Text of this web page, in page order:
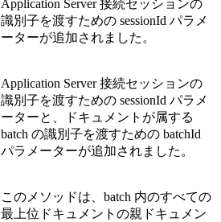
Application Server 接続セッションの
識別子を渡すための sessionId パラメ
ーターが追加されました。
Application Server 接続セッションの
識別子を渡すための sessionId パラメ
ーターと、ドキュメントが属する
batch の識別子を渡すための batchId
パラメーターが追加されました。
このメソッドは、batch 内のすべての
最上位ドキュメントの親ドキュメン